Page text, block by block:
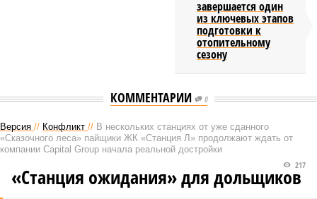
завершается один
из ключевых этапов
подготовки к
отопительному
сезону
КОММЕНТАРИИ 0
Версия // Конфликт // В нескольких станциях от уже сданного
«Сказочного леса» пайщики ЖК «Станция Л» продолжают ждать от
компании Capital Group начала реальной достройки
217
«Станция ожидания» для дольщиков